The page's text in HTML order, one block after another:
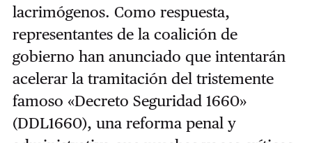
lacrimógenos. Como respuesta,
representantes de la coalición de
gobierno han anunciado que intentarán
acelerar la tramitación del tristemente
famoso «Decreto Seguridad 1660»
(DDL1660), una reforma penal y